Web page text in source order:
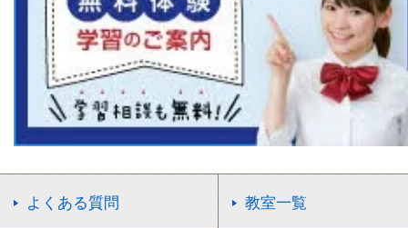
よくある質問 教室一覧